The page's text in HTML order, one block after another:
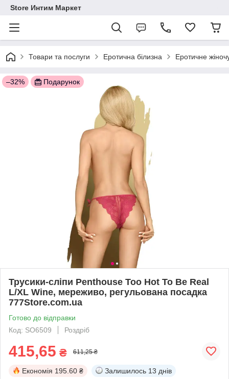
Store Интим Маркет
Товари та послуги Еротична білизна Еротичне
–32% Подарунок
Трусики-сліпи Penthouse Too Hot To Be Real
L/XL Wine, мереживо, регульована посадка
777Store.com.ua
Готово до відправки
Код: SO6509
Роздріб
415,65 ₴ 611,25 ₴
Економія 195.60 ₴ Залишилось 13 днів